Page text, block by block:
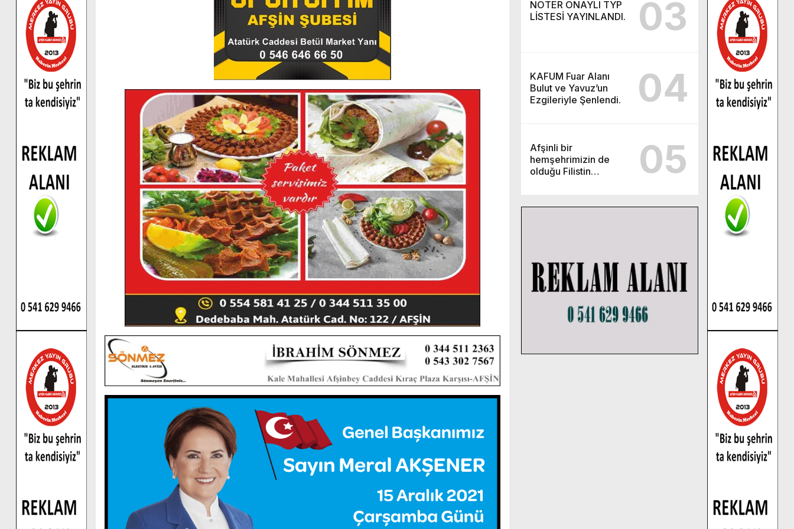
NOTER ONAYLI TYP
LİSTESİ YAYINLANDI.
03
KAFUM Fuar Alanı
Bulut ve Yavuz’un
Ezgileriyle Şenlendi.
04
Afşinli bir
hemşehrimizin de
olduğu Filistin
05